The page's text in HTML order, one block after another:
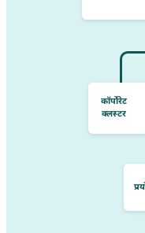
कॉर्पोरेट
क्लस्टर